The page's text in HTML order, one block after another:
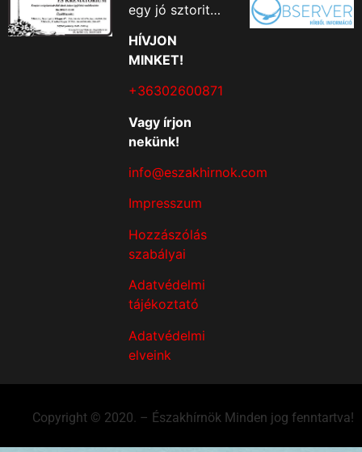
egy jó sztorit…
HÍVJON
MINKET!
+36302600871
Vagy írjon
nekünk!
info@eszakhirnok.com
Impresszum
Hozzászólás
szabályai
Adatvédelmi
tájékoztató
Adatvédelmi
elveink
Copyright © 2020. – Északhírnök Minden jog fenntartva!